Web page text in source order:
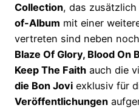
Collection, das zusätzlich
of-Album mit einer
vertreten sind neben
Blaze Of Glory, Blood On
Keep The Faith auch die
die Bon Jovi exklusiv für
Veröffentlichungen